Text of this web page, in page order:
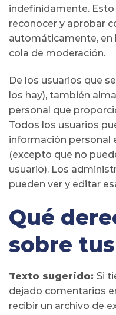
indefinidamente.
reconocer y aprobar
automáticamente, en
cola de moderación.
De los usuarios que
los hay), también
personal que
Todos los usuarios
información personal
(excepto que no
usuario). Los
pueden ver y editar
Qué
sobre
Texto sugerido: Si
dejado comentarios
recibir un archivo de